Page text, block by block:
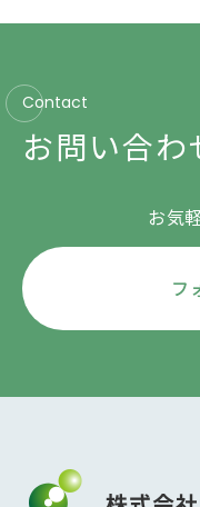
Contact
お問い合わ
お気
フ